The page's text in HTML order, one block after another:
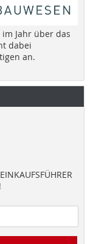
Jahr über das
dabei
an.